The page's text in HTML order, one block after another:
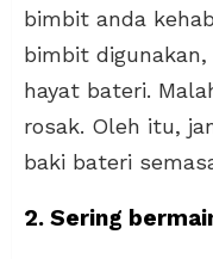
bimbit anda
bimbit
hayat bateri.
rosak. Oleh itu,
baki bateri
2. Sering